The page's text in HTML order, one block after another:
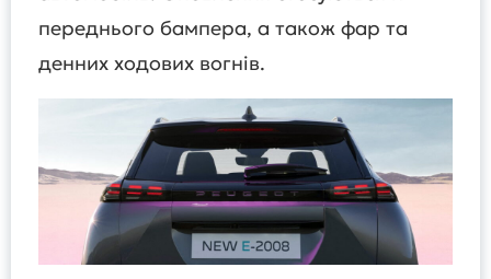
переднього бампера, а також фар та
денних ходових вогнів.